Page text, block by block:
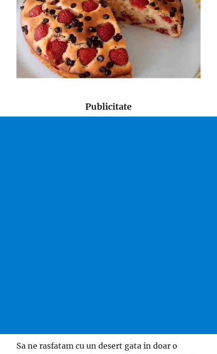
Publicitate
Sa ne rasfatam cu un desert gata in doar o